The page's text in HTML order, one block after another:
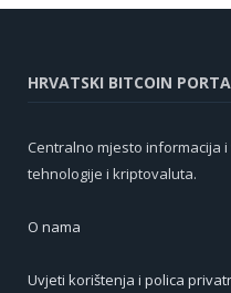
HRVATSKI BITCOIN
Centralno mjesto informacija
tehnologije i kriptovaluta.
O nama
Uvjeti korištenja i polica